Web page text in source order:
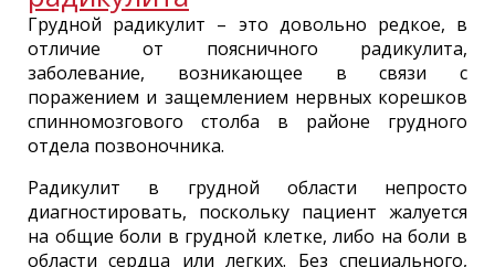
Грудной радикулит – это довольно редкое, в
отличие от поясничного радикулита,
заболевание, возникающее в связи с
поражением и защемлением нервных корешков
спинномозгового столба в районе грудного
отдела позвоночника.
Радикулит в грудной области непросто
диагностировать, поскольку пациент жалуется
на общие боли в грудной клетке, либо на боли в
области сердца или легких. Без специального,